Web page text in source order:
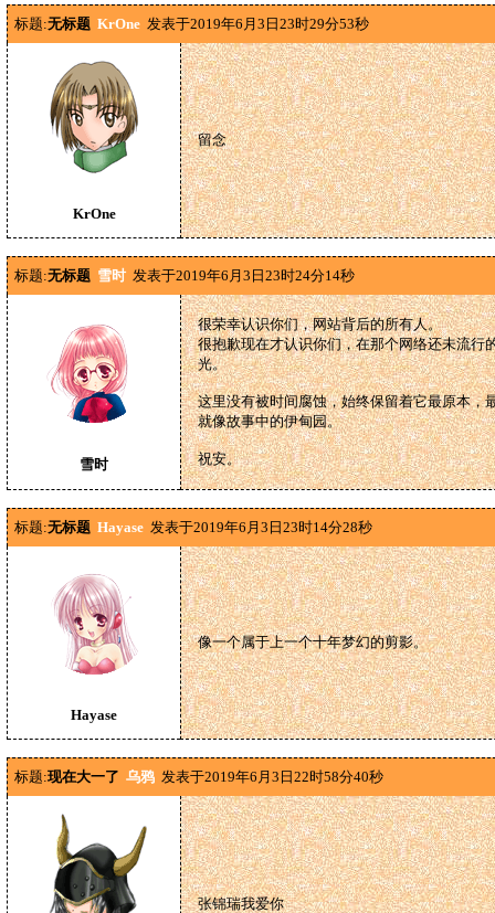
标题:无标题 KrOne 发表于2019年6月3日23时29分53秒
KrOne
留念
标题:无标题 雪时 发表于2019年6月3日23时24分14秒
雪时
很荣幸认识你们，网站背后的所有人。
很抱歉现在才认识你们，在那个网络还未流行
光。
这里没有被时间腐蚀，始终保留着它最原本，
就像故事中的伊甸园。
祝安。
标题:无标题 Hayase 发表于2019年6月3日23时14分28秒
Hayase
像一个属于上一个十年梦幻的剪影。
标题:现在大一了 乌鸦 发表于2019年6月3日22时58分40秒
张锦瑞我爱你